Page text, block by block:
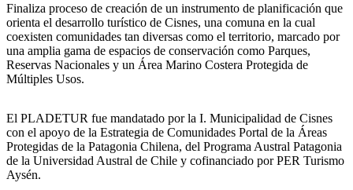
Finaliza proceso de creación de un instrumento de planificación que
orienta el desarrollo turístico de Cisnes, una comuna en la cual
coexisten comunidades tan diversas como el territorio, marcado por
una amplia gama de espacios de conservación como Parques,
Reservas Nacionales y un Área Marino Costera Protegida de
Múltiples Usos.
El PLADETUR fue mandatado por la I. Municipalidad de Cisnes
con el apoyo de la Estrategia de Comunidades Portal de la Áreas
Protegidas de la Patagonia Chilena, del Programa Austral Patagonia
de la Universidad Austral de Chile y cofinanciado por PER Turismo
Aysén.